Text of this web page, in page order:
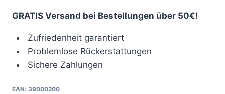
Menge
GRATIS Versand bei Bestellungen über 50€!
Zufriedenheit garantiert
Problemlose Rückerstattungen
Sichere Zahlungen
EAN: 39000200